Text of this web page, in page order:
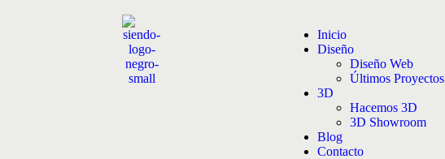
Inicio
Diseño
Diseño Web
Últimos Proyectos
3D
Hacemos 3D
3D Showroom
Blog
Contacto